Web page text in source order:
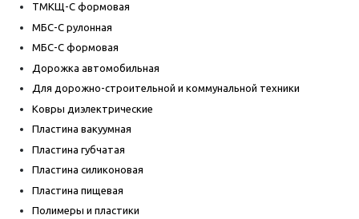
ТМКЩ-С формовая
МБС-С рулонная
МБС-С формовая
Дорожка автомобильная
Для дорожно-строительной и коммунальной техники
Ковры диэлектрические
Пластина вакуумная
Пластина губчатая
Пластина силиконовая
Пластина пищевая
Полимеры и пластики